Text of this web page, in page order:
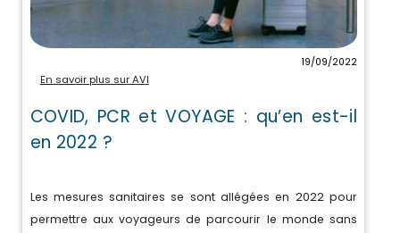
19/09/2022
En savoir plus sur AVI
COVID, PCR et VOYAGE : qu’en est-il
en 2022 ?
Les mesures sanitaires se sont allégées en 2022 pour
permettre aux voyageurs de parcourir le monde sans